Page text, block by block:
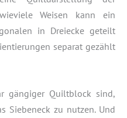
Weisen kann ein
in Dreiecke geteilt
separat gezählt
gängiger Quiltblock sind,
Siebeneck zu nutzen. Und